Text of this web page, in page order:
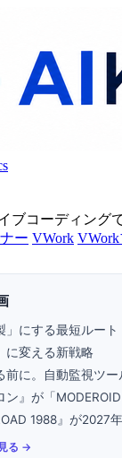
ブコーディング
ー VWork
」にする最短ルート
に変える新戦略
前に。自動監視ツ
ン』が「
1988』が2027
る →